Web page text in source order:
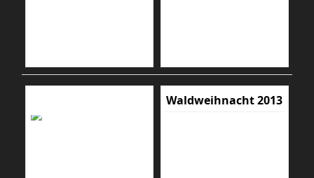
Waldweihnacht 2013